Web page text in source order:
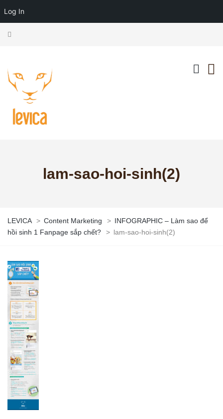
lam-sao-hoi-sinh(2)
LEVICA > Content Marketing > INFOGRAPHIC – Làm sao để
hồi sinh 1 Fanpage sắp chết?
> lam-sao-hoi-sinh(2)
Log In